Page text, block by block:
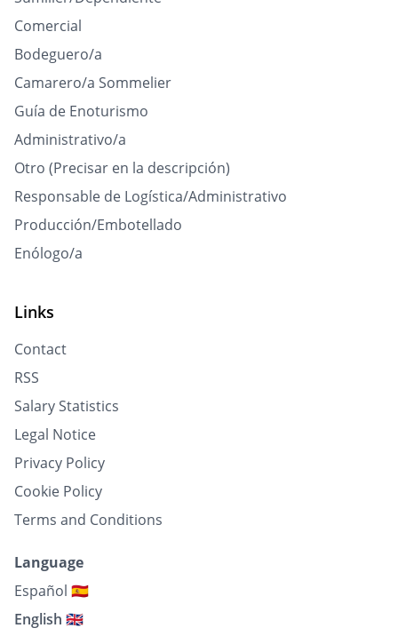
Comercial
Bodeguero/a
Camarero/a Sommelier
Guía de Enoturismo
Administrativo/a
Otro (Precisar en la descripción)
Responsable de Logística/Administrativo
Producción/Embotellado
Enólogo/a
Links
Contact
RSS
Salary Statistics
Legal Notice
Privacy Policy
Cookie Policy
Terms and Conditions
Language
Español 🇪🇸
English 🇬🇧